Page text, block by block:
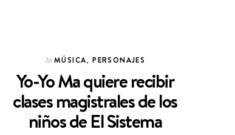
In MÚSICA,PERSONAJES
Yo-Yo Ma quiere recibir
clases magistrales de los
niños de El Sistema